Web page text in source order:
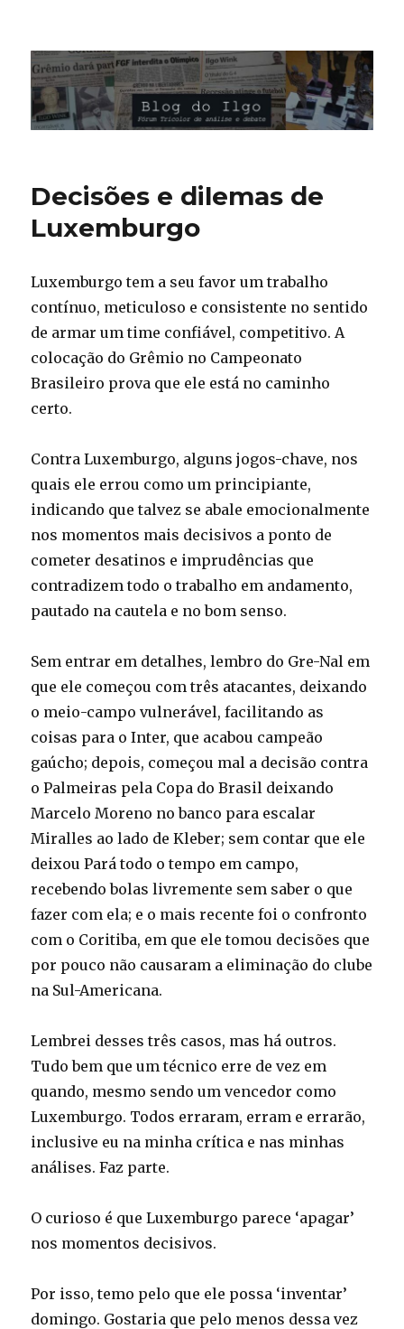
Blog do Ilgo Wink
Decisões e dilemas de
Luxemburgo
Luxemburgo tem a seu favor um trabalho
contínuo, meticuloso e consistente no sentido
de armar um time confiável, competitivo. A
colocação do Grêmio no Campeonato
Brasileiro prova que ele está no caminho
certo.
Contra Luxemburgo, alguns jogos-chave, nos
quais ele errou como um principiante,
indicando que talvez se abale emocionalmente
nos momentos mais decisivos a ponto de
cometer desatinos e imprudências que
contradizem todo o trabalho em andamento,
pautado na cautela e no bom senso.
Sem entrar em detalhes, lembro do Gre-Nal em
que ele começou com três atacantes, deixando
o meio-campo vulnerável, facilitando as
coisas para o Inter, que acabou campeão
gaúcho; depois, começou mal a decisão contra
o Palmeiras pela Copa do Brasil deixando
Marcelo Moreno no banco para escalar
Miralles ao lado de Kleber; sem contar que ele
deixou Pará todo o tempo em campo,
recebendo bolas livremente sem saber o que
fazer com ela; e o mais recente foi o confronto
com o Coritiba, em que ele tomou decisões que
por pouco não causaram a eliminação do clube
na Sul-Americana.
Lembrei desses três casos, mas há outros.
Tudo bem que um técnico erre de vez em
quando, mesmo sendo um vencedor como
Luxemburgo. Todos erraram, erram e errarão,
inclusive eu na minha crítica e nas minhas
análises. Faz parte.
O curioso é que Luxemburgo parece ‘apagar’
nos momentos decisivos.
Por isso, temo pelo que ele possa ‘inventar’
domingo. Gostaria que pelo menos dessa vez